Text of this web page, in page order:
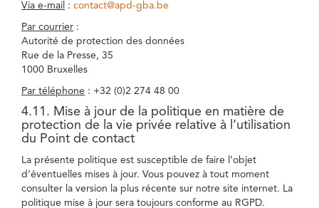
Via e-mail : contact@apd-gba.be
Par courrier :
Autorité de protection des données
Rue de la Presse, 35
1000 Bruxelles
Par téléphone : +32 (0)2 274 48 00
4.11. Mise à jour de la politique en matière de
protection de la vie privée relative à l’utilisation
du Point de contact
La présente politique est susceptible de faire l’objet
d’éventuelles mises à jour. Vous pouvez à tout moment
consulter la version la plus récente sur notre site internet. La
politique mise à jour sera toujours conforme au RGPD.